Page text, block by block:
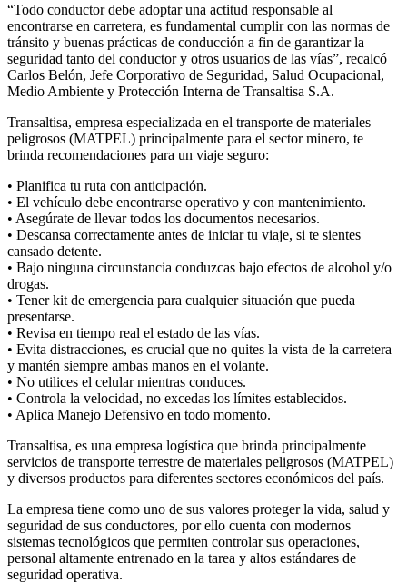
“Todo conductor debe adoptar una actitud responsable al
encontrarse en carretera, es fundamental cumplir con las normas de
tránsito y buenas prácticas de conducción a fin de garantizar la
seguridad tanto del conductor y otros usuarios de las vías”, recalcó
Carlos Belón, Jefe Corporativo de Seguridad, Salud Ocupacional,
Medio Ambiente y Protección Interna de Transaltisa S.A.
Transaltisa, empresa especializada en el transporte de materiales
peligrosos (MATPEL) principalmente para el sector minero, te
brinda recomendaciones para un viaje seguro:
• Planifica tu ruta con anticipación.
• El vehículo debe encontrarse operativo y con mantenimiento.
• Asegúrate de llevar todos los documentos necesarios.
• Descansa correctamente antes de iniciar tu viaje, si te sientes
cansado detente.
• Bajo ninguna circunstancia conduzcas bajo efectos de alcohol y/o
drogas.
• Tener kit de emergencia para cualquier situación que pueda
presentarse.
• Revisa en tiempo real el estado de las vías.
• Evita distracciones, es crucial que no quites la vista de la carretera
y mantén siempre ambas manos en el volante.
• No utilices el celular mientras conduces.
• Controla la velocidad, no excedas los límites establecidos.
• Aplica Manejo Defensivo en todo momento.
Transaltisa, es una empresa logística que brinda principalmente
servicios de transporte terrestre de materiales peligrosos (MATPEL)
y diversos productos para diferentes sectores económicos del país.
La empresa tiene como uno de sus valores proteger la vida, salud y
seguridad de sus conductores, por ello cuenta con modernos
sistemas tecnológicos que permiten controlar sus operaciones,
personal altamente entrenado en la tarea y altos estándares de
seguridad operativa.